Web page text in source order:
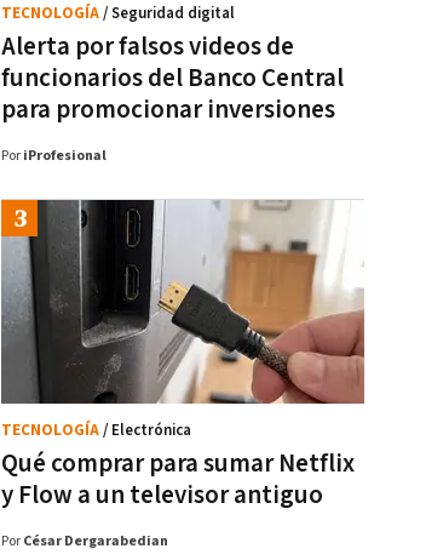
Alerta por falsos videos de
funcionarios del Banco Central
para promocionar inversiones
TECNOLOGÍA/ Seguridad digital
Por iProfesional
Qué comprar para sumar Netflix
y Flow a un televisor antiguo
TECNOLOGÍA/ Electrónica
Por César Dergarabedian